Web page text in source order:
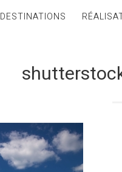
DESTINATIONS